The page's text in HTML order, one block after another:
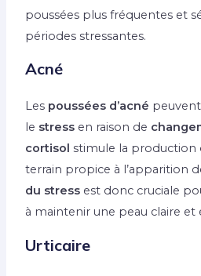
poussées plus fréquentes et
périodes stressantes.
Acné
Les poussées d’acné
le stress en raison de
cortisol stimule la production
terrain propice à l’apparition
du stress est donc cruciale
à maintenir une peau claire et
Urticaire